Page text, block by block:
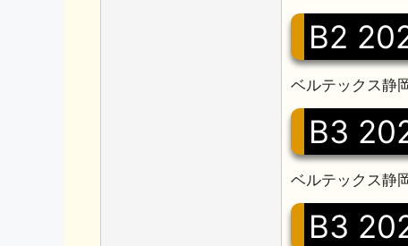
B2
ベルテックス静
B3
ベルテックス静
B3